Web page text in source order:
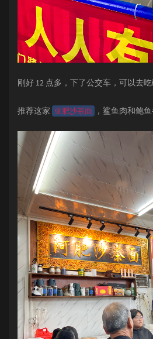
刚好 12 点多，下了公交车，可以去吃
推荐这家 亚肥沙茶面 ，鲨鱼肉和鲍